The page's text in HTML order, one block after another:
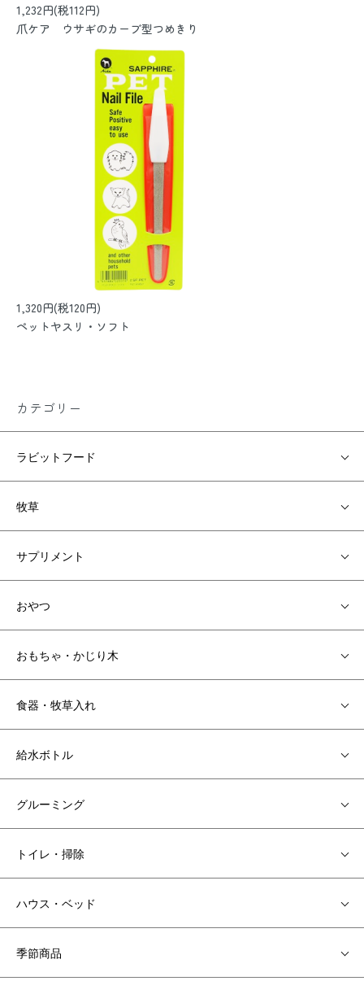
1,232円(税112円)
爪ケア ウサギのカーブ型つめきり
1,320円(税120円)
ペットヤスリ・ソフト
カテゴリー
ラビットフード
牧草
サプリメント
おやつ
おもちゃ・かじり木
食器・牧草入れ
給水ボトル
グルーミング
トイレ・掃除
ハウス・ベッド
季節商品